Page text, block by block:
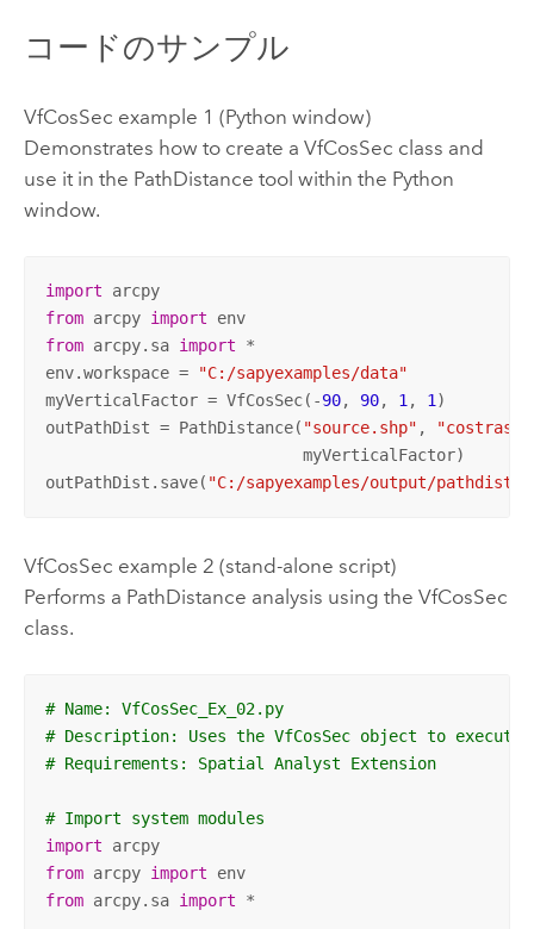
コードのサンプル
VfCosSec example 1 (Python window)
Demonstrates how to create a VfCosSec class and
use it in the PathDistance tool within the Python
window.
import
arcpy
from arcpy import
env
from arcpy.sa import *
env.workspace =
"C:/sapyexamples/data"
myVerticalFactor = VfCosSec(-90, 90, 1, 1)
outPathDist = PathDistance( "source.shp" ,
                           myVerticalFactor)
outPathDist.save( "C:/sapyexamples/output/
VfCosSec example 2 (stand-alone script)
Performs a PathDistance analysis using the VfCosSec
class.
# Name: VfCosSec_Ex_02.py
# Description: Uses the VfCosSec object to execute
# Requirements: Spatial Analyst Extension
# Import system modules
import
arcpy
from arcpy import
env
from arcpy.sa import *